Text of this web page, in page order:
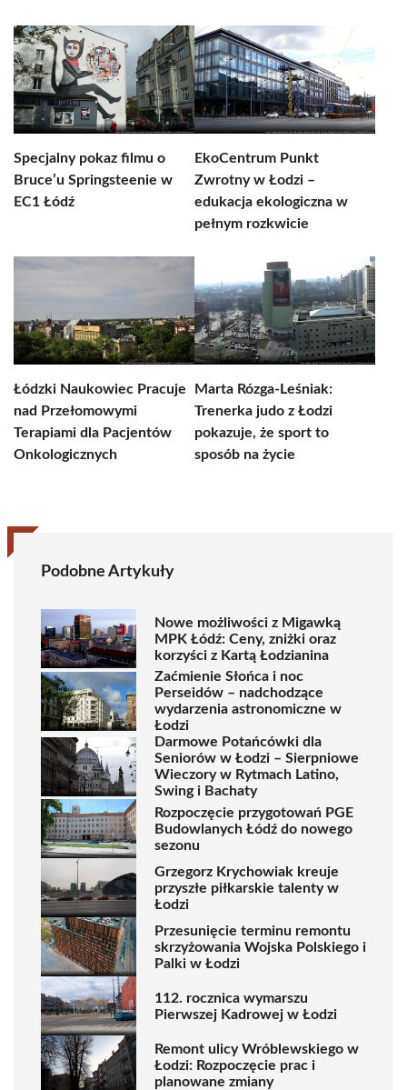
Specjalny pokaz filmu o
Bruce’u Springsteenie w
EC1 Łódź
EkoCentrum Punkt
Zwrotny w Łodzi –
edukacja ekologiczna w
pełnym rozkwicie
Łódzki Naukowiec Pracuje
nad Przełomowymi
Terapiami dla Pacjentów
Onkologicznych
Marta Rózga-Leśniak:
Trenerka judo z Łodzi
pokazuje, że sport to
sposób na życie
Podobne Artykuły
Nowe możliwości z Migawką
MPK Łódź: Ceny, zniżki oraz
korzyści z Kartą Łodzianina
Zaćmienie Słońca i noc
Perseidów – nadchodzące
wydarzenia astronomiczne w
Łodzi
Darmowe Potańcówki dla
Seniorów w Łodzi – Sierpniowe
Wieczory w Rytmach Latino,
Swing i Bachaty
Rozpoczęcie przygotowań PGE
Budowlanych Łódź do nowego
sezonu
Grzegorz Krychowiak kreuje
przyszłe piłkarskie talenty w
Łodzi
Przesunięcie terminu remontu
skrzyżowania Wojska Polskiego i
Palki w Łodzi
112. rocznica wymarszu
Pierwszej Kadrowej w Łodzi
Remont ulicy Wróblewskiego w
Łodzi: Rozpoczęcie prac i
planowane zmiany